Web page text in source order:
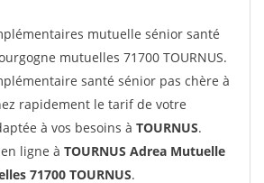
mutuelle sénior santé
mutuelles 71700 TOURNUS.
santé sénior pas chère à
rapidement le tarif de votre
à vos besoins à TOURNUS.
ligne à TOURNUS Adrea Mutuelle
71700 TOURNUS.